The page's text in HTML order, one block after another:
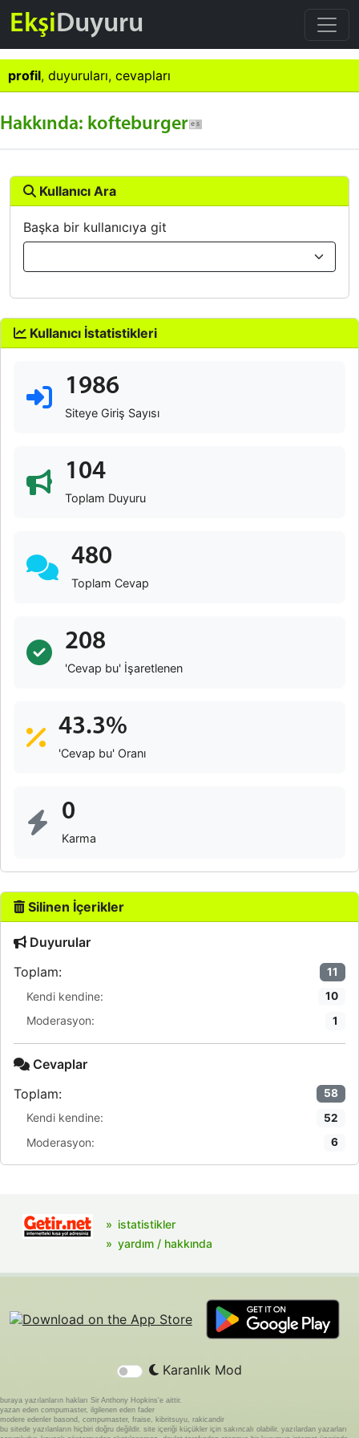
EkşiDuyuru
profil, duyuruları, cevapları
Hakkında: kofteburger
Kullanıcı Ara
Başka bir kullanıcıya git
Kullanıcı İstatistikleri
1986
Siteye Giriş Sayısı
104
Toplam Duyuru
480
Toplam Cevap
208
'Cevap bu' İşaretlenen
43.3%
'Cevap bu' Oranı
0
Karma
Silinen İçerikler
Duyurular
Toplam:
11
Kendi kendine: 10
Moderasyon: 1
Cevaplar
Toplam:
58
Kendi kendine: 52
Moderasyon: 6
istatistikler
yardım / hakkında
Karanlık Mod
buraya yazılanların hakları Sir Anthony Hopkins'e aittir.
yazan eden compumaster, ilgilenen eden fader
modere edenler basond, compumaster, fraise, kibritsuyu, rakicandir
bu sitede yazılanların hiçbiri doğru değildir. site içeriği küçükler için sakıncalı olabilir. yazılardan yazarları